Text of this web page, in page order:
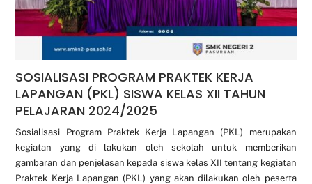
SOSIALISASI PROGRAM PRAKTEK KERJA
LAPANGAN (PKL) SISWA KELAS XII TAHUN
PELAJARAN 2024/2025
Sosialisasi Program Praktek Kerja Lapangan (PKL) merupakan
kegiatan yang di lakukan oleh sekolah untuk memberikan
gambaran dan penjelasan kepada siswa kelas XII tentang kegiatan
Praktek Kerja Lapangan (PKL) yang akan dilakukan oleh peserta